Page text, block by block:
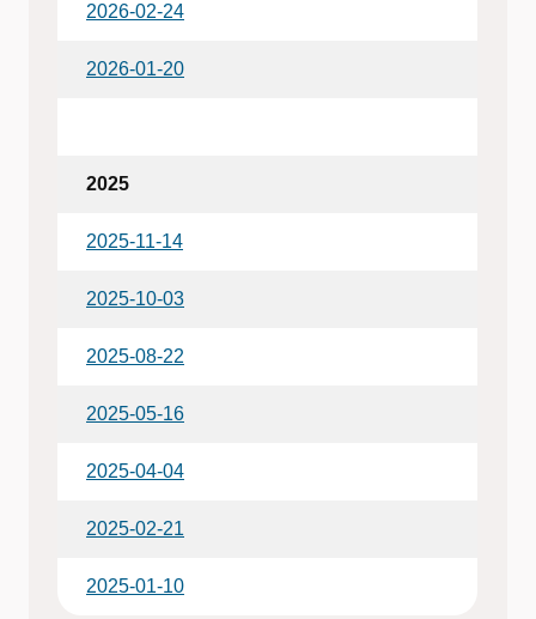
2026-02-24
2026-01-20
2025
2025-11-14
2025-10-03
2025-08-22
2025-05-16
2025-04-04
2025-02-21
2025-01-10